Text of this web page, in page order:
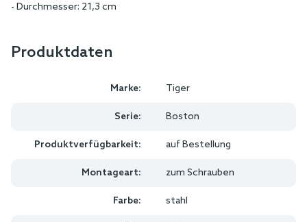
- Durchmesser: 21,3 cm
Produktdaten
Marke: Tiger
Serie: Boston
Produktverfügbarkeit: auf Bestellung
Montageart: zum Schrauben
Farbe: stahl